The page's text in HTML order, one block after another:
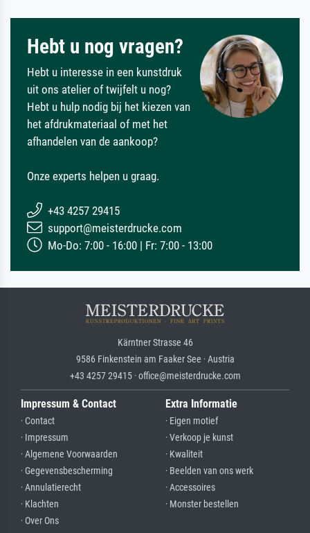
Hebt u nog vragen?
Hebt u interesse in een kunstdruk
uit ons atelier of twijfelt u nog?
Hebt u hulp nodig bij het kiezen van
het afdrukmateriaal of met het
afhandelen van de aankoop?
Onze experts helpen u graag.
+43 4257 29415
support@meisterdrucke.com
Mo-Do: 7:00 - 16:00 | Fr: 7:00 - 13:00
Kärntner Strasse 46
9586 Finkenstein am Faaker See · Austria
+43 4257 29415 · office@meisterdrucke.com
Impressum & Contact
· Contact
· Impressum
· Algemene Voorwaarden
· Gegevensbescherming
· Annulatierecht
· Klachten
· Over Ons
Extra Informatie
· Eigen motief
· Verkoop je kunst
· Kwaliteit
· Beelden van ons werk
· Accessoires
· Monster bestellen